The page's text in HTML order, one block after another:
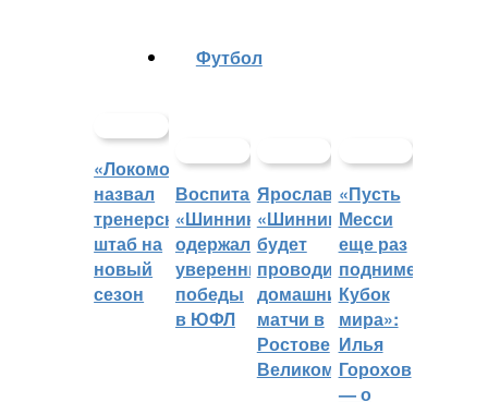
«Локомотив»
назвал
тренерский
штаб на
новый
сезон
Футбол
Воспитанники
«Шинника»
одержали
уверенные
победы
в ЮФЛ
Ярославский
«Шинник»
будет
проводить
домашние
матчи в
Ростове
Великом
«Пусть
Месси
еще раз
поднимет
Кубок
мира»:
Илья
Горохов
— о